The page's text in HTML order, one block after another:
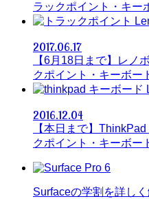
ラックポイント・キー
2017.06.17
【6月18日まで】レノ
クポイント・キーボー
2016.12.04
【本日まで】
クポイント・キーボー
Surfaceの学割を詳し